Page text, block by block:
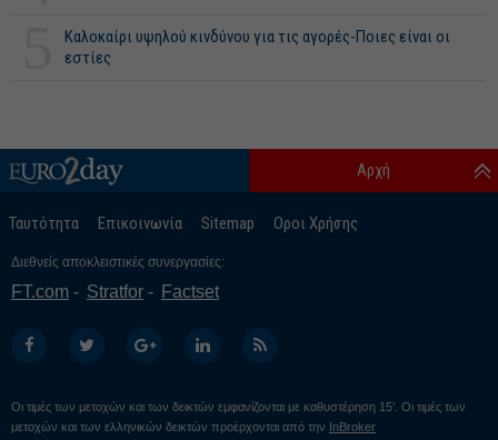
Καλοκαίρι υψηλού κινδύνου για τις αγορές-Ποιες είναι οι
εστίες
Ταυτότητα Επικοινωνία Sitemap Οροι Χρήσης
Αρχή
Διεθνείς αποκλειστικές συνεργασίες:
FT.com Stratfor Factset
Οι τιμές των μετοχών και των δεικτών εμφανίζονται με καθυστέρηση 15’. Οι τιμές των
μετοχών και των ελληνικών δεικτών προέρχονται από την InBroker